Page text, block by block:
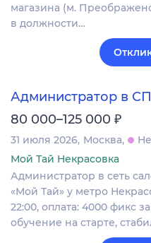
магазина (м.
в должности…
Администратор в
80 000–125 000 ₽
31 июля 2026 Москва
Мой Тай Некрасовка
Администратор в сеть
«Мой Тай» у метро
22:00, оплата: 4000 фикс
обучение на старте,